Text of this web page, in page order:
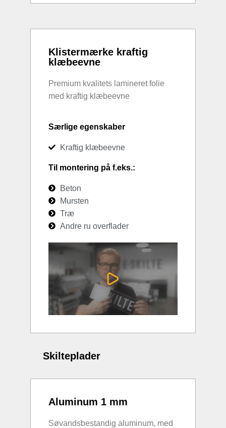
Klistermærke kraftig
klæbeevne
Premium kvalitets lamineret folie
med kraftig klæbeevne
Særlige egenskaber
Kraftig klæbeevne
Til montering på f.eks.:
Beton
Mursten
Træ
Andre ru overflader
Skilteplader
Aluminum 1 mm
Søvandsbestandig aluminum, med